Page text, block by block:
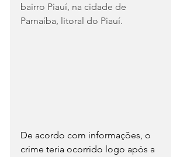
bairro Piauí, na cidade de
Parnaíba, litoral do Piauí.
De acordo com informações, o
crime teria ocorrido logo após a